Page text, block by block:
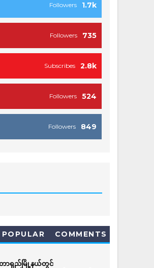
1.7k
Followers
735
Followers
2.8k
Subscribes
524
Followers
849
Followers
POPULAR COMMENTS
ာရှည်မြို့နယ်တွင်